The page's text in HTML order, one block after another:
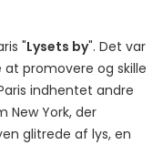
"Lysets by". Det var
promovere og skille
indhentet andre
New York, der
glitrede af lys, en